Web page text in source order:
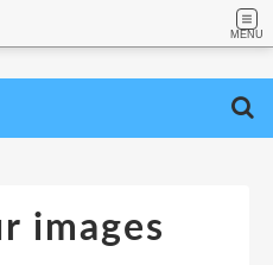
MENU
images